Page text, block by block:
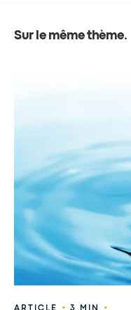
Sur le même thème.
• •